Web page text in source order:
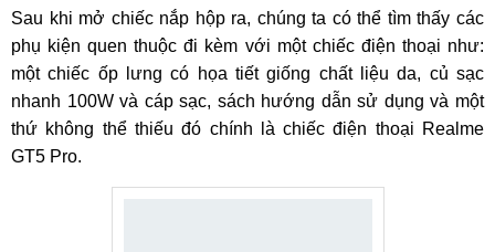
Sau khi mở chiếc nắp hộp ra, chúng ta có thể tìm thấy các
phụ kiện quen thuộc đi kèm với một chiếc điện thoại như:
một chiếc ốp lưng có họa tiết giống chất liệu da, củ sạc
nhanh 100W và cáp sạc, sách hướng dẫn sử dụng và một
thứ không thể thiếu đó chính là chiếc điện thoại Realme
GT5 Pro.